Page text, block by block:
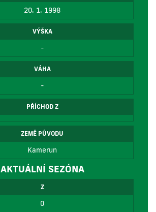
20. 1. 1998
VÝŠKA
-
VÁHA
-
PŘÍCHOD Z
ZEMĚ PŮVODU
Kamerun
AKTUÁLNÍ SEZÓNA
Z
0